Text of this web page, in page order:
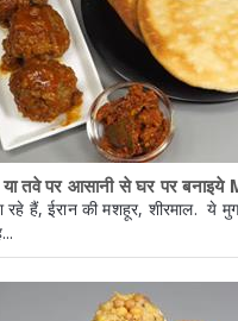
तवे पर आसानी से घर पर
हैं, ईरान की मशहूर, शीरमाल. ये